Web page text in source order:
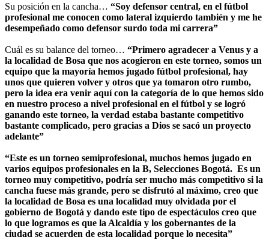
Su posición en la cancha… “Soy defensor central, en el fútbol
profesional me conocen como lateral izquierdo también y me he
desempeñado como defensor surdo toda mi carrera”
Cuál es su balance del torneo… “Primero agradecer a Venus y a
la localidad de Bosa que nos acogieron en este torneo, somos un
equipo que la mayoría hemos jugado fútbol profesional, hay
unos que quieren volver y otros que ya tomaron otro rumbo,
pero la idea era venir aquí con la categoría de lo que hemos sido
en nuestro proceso a nivel profesional en el fútbol y se logró
ganando este torneo, la verdad estaba bastante competitivo
bastante complicado, pero gracias a Dios se sacó un proyecto
adelante”
“Este es un torneo semiprofesional, muchos hemos jugado en
varios equipos profesionales en la B, Selecciones Bogotá. Es un
torneo muy competitivo, podría ser mucho más competitivo si la
cancha fuese más grande, pero se disfrutó al máximo, creo que
la localidad de Bosa es una localidad muy olvidada por el
gobierno de Bogotá y dando este tipo de espectáculos creo que
lo que logramos es que la Alcaldía y los gobernantes de la
ciudad se acuerden de esta localidad porque lo necesita”